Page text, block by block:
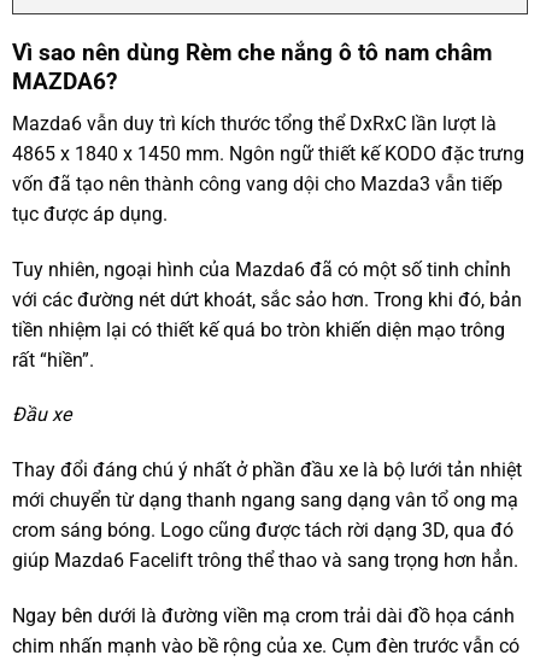
Vì sao nên dùng Rèm che nắng ô tô nam châm
MAZDA6?
Mazda6 vẫn duy trì kích thước tổng thể DxRxC lần lượt là
4865 x 1840 x 1450 mm. Ngôn ngữ thiết kế KODO đặc trưng
vốn đã tạo nên thành công vang dội cho Mazda3 vẫn tiếp
tục được áp dụng.
Tuy nhiên, ngoại hình của Mazda6 đã có một số tinh chỉnh
với các đường nét dứt khoát, sắc sảo hơn. Trong khi đó, bản
tiền nhiệm lại có thiết kế quá bo tròn khiến diện mạo trông
rất “hiền”.
Đầu xe
Thay đổi đáng chú ý nhất ở phần đầu xe là bộ lưới tản nhiệt
mới chuyển từ dạng thanh ngang sang dạng vân tổ ong mạ
crom sáng bóng. Logo cũng được tách rời dạng 3D, qua đó
giúp Mazda6 Facelift trông thể thao và sang trọng hơn hẳn.
Ngay bên dưới là đường viền mạ crom trải dài đồ họa cánh
chim nhấn mạnh vào bề rộng của xe. Cụm đèn trước vẫn có